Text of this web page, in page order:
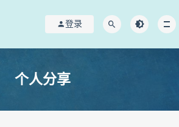
登录
个人分享